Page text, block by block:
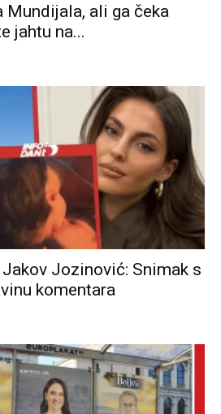
Mundijala, ali ga čeka
jahtu na...
Jozinović: Snimak s
komentara